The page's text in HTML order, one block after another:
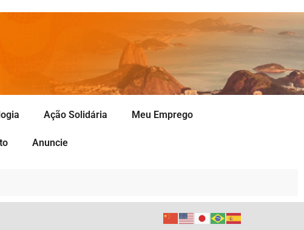
Ação Solidária Meu Emprego
Anuncie